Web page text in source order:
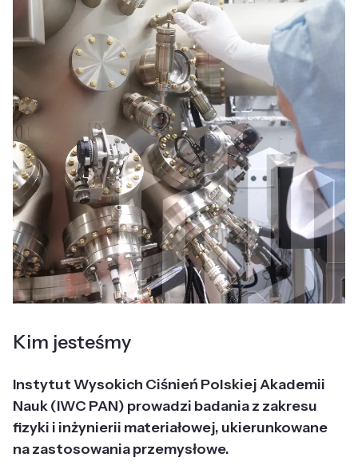
Kim jesteśmy
Instytut Wysokich Ciśnień Polskiej Akademii
Nauk (IWC PAN) prowadzi badania z zakresu
fizyki i inżynierii materiałowej, ukierunkowane
na zastosowania przemysłowe.